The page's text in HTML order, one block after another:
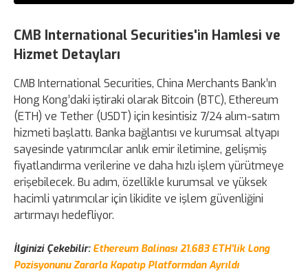
CMB International Securities'in Hamlesi ve
Hizmet Detayları
CMB International Securities, China Merchants Bank’ın
Hong Kong’daki iştiraki olarak Bitcoin (BTC), Ethereum
(ETH) ve Tether (USDT) için kesintisiz 7/24 alım-satım
hizmeti başlattı. Banka bağlantısı ve kurumsal altyapı
sayesinde yatırımcılar anlık emir iletimine, gelişmiş
fiyatlandırma verilerine ve daha hızlı işlem yürütmeye
erişebilecek. Bu adım, özellikle kurumsal ve yüksek
hacimli yatırımcılar için likidite ve işlem güvenliğini
artırmayı hedefliyor.
İlginizi Çekebilir: Ethereum Balinası 21.683 ETH’lik Long
Pozisyonunu Zararla Kapatıp Platformdan Ayrıldı